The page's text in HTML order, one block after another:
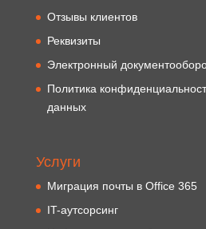
Отзывы клиентов
Реквизиты
Электронный
Политика
данных
Услуги
Миграция почты в Office 365
IT-аутсорсинг